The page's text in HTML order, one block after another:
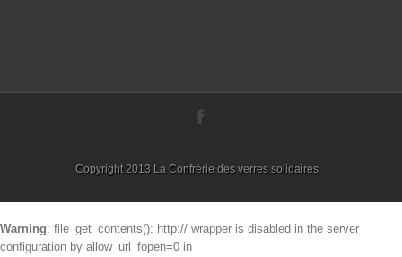
Copyright 2013 La Confrérie des verres solidaires
Warning: file_get_contents(): http:// wrapper is disabled in the server
configuration by allow_url_fopen=0 in